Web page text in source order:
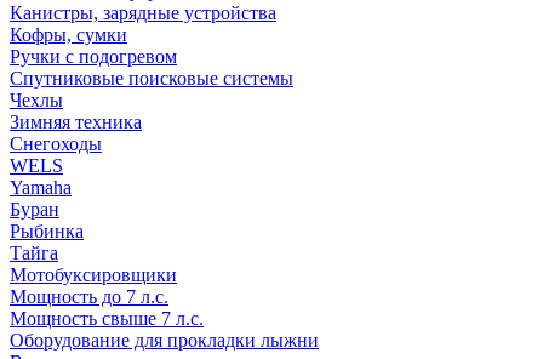
Канистры, зарядные устройства
Кофры, сумки
Ручки с подогревом
Спутниковые поисковые системы
Чехлы
Зимняя техника
Снегоходы
WELS
Yamaha
Буран
Рыбинка
Тайга
Мотобуксировщики
Мощность до 7 л.с.
Мощность свыше 7 л.с.
Оборудование для прокладки лыжни